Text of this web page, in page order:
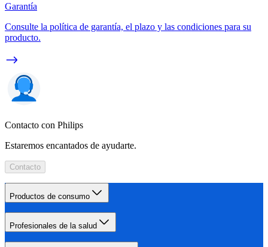
Garantía
Consulte la política de garantía, el plazo y las condiciones para su
producto.
Contacto con Philips
Estaremos encantados de ayudarte.
Contacto
Productos de consumo
Profesionales de la salud